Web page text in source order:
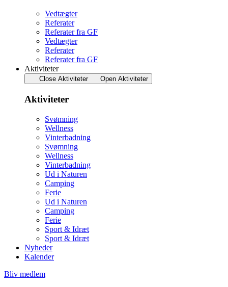
Vedtægter
Referater
Referater fra GF
Vedtægter
Referater
Referater fra GF
Aktiviteter
Close Aktiviteter Open Aktiviteter
Aktiviteter
Svømning
Wellness
Vinterbadning
Svømning
Wellness
Vinterbadning
Ud i Naturen
Camping
Ferie
Ud i Naturen
Camping
Ferie
Sport & Idræt
Sport & Idræt
Nyheder
Kalender
Bliv medlem